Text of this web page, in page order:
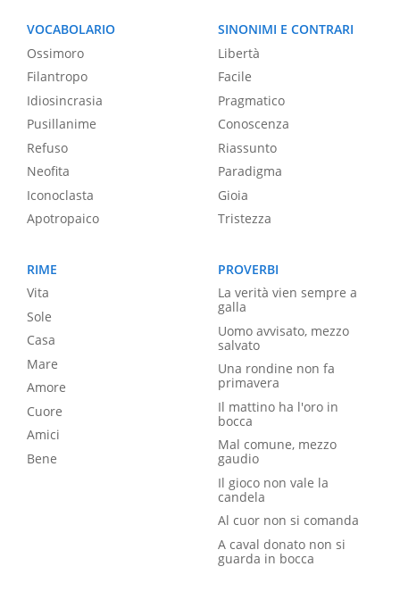
VOCABOLARIO
Ossimoro
Filantropo
Idiosincrasia
Pusillanime
Refuso
Neofita
Iconoclasta
Apotropaico
SINONIMI E CONTRARI
Libertà
Facile
Pragmatico
Conoscenza
Riassunto
Paradigma
Gioia
Tristezza
RIME
Vita
Sole
Casa
Mare
Amore
Cuore
Amici
Bene
PROVERBI
La verità vien sempre a
galla
Uomo avvisato, mezzo
salvato
Una rondine non fa
primavera
Il mattino ha l'oro in
bocca
Mal comune, mezzo
gaudio
Il gioco non vale la
candela
Al cuor non si comanda
A caval donato non si
guarda in bocca